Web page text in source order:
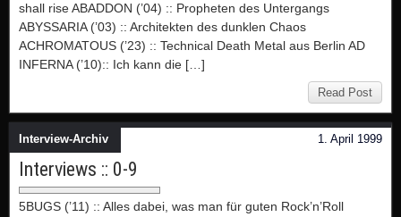
shall rise ABADDON (’04) :: Propheten des Untergangs
ABYSSARIA (’03) :: Architekten des dunklen Chaos
ACHROMATOUS (’23) :: Technical Death Metal aus Berlin AD
INFERNA (’10):: Ich kann die […]
Read Post
1. April 1999
Interview-Archiv
Interviews :: 0-9
5BUGS (’11) :: Alles dabei, was man für guten Rock’n’Roll